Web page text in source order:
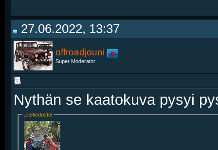
27.06.2022, 13:37
offroadjouni
Super Moderator
Nythän se kaatokuva pysyi
Liitetiedostot